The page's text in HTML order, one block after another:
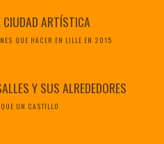
CIUDAD ARTÍSTICA
QUE HACER EN LILLE EN 2015
Y SUS ALREDEDORES
UN CASTILLO